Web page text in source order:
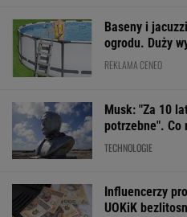
Baseny i
ogrodu. Duży
REKLAMA CENEO
Musk: "Za 10
potrzebne". Co
TECHNOLOGIE
Influencerzy
UOKiK